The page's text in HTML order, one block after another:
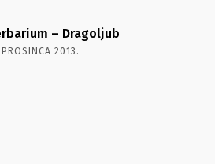
– Dragoljub
2013.